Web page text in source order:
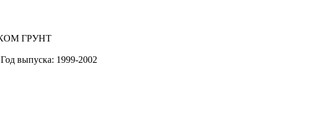
Год выпуска: 1999-2002